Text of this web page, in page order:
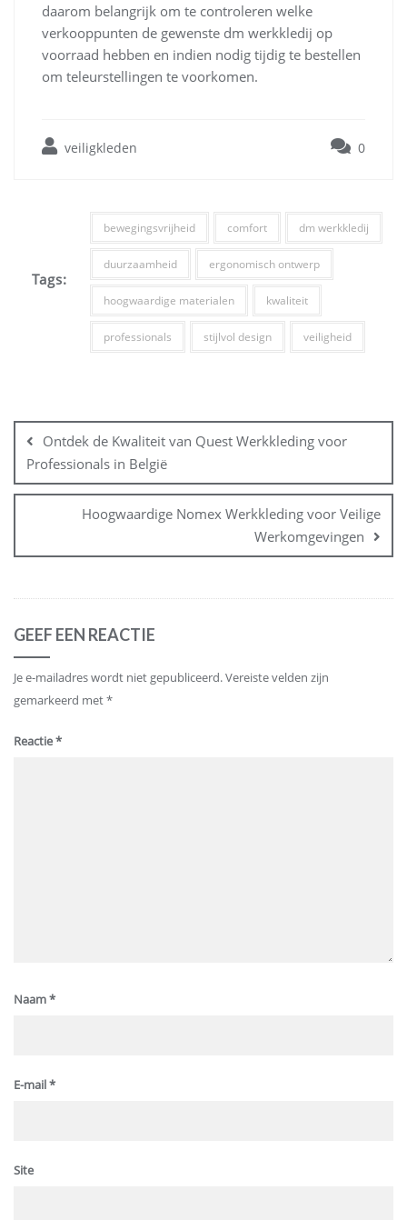
daarom belangrijk om te controleren welke
verkooppunten de gewenste dm werkkledij op
voorraad hebben en indien nodig tijdig te bestellen
om teleurstellingen te voorkomen.
veiligkleden 0
Tags:
bewegingsvrijheid comfort dm werkkledij
duurzaamheid ergonomisch ontwerp
hoogwaardige materialen kwaliteit
professionals stijlvol design veiligheid
navigatie
Ontdek de Kwaliteit van Quest Werkkleding voor
Professionals in België
Hoogwaardige Nomex Werkkleding voor Veilige
Werkomgevingen
GEEF EEN REACTIE
Je e-mailadres wordt niet gepubliceerd.Vereiste velden zijn
gemarkeerd met*
Reactie*
Naam*
E-mail*
Site